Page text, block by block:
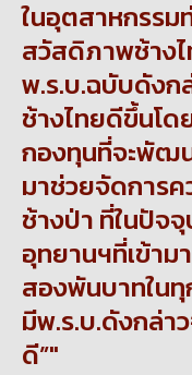
ในอุตสาหกรรม
สวัสดิภาพช้าง
พ.ร.บ.ฉบับดังก
ช้างไทยดีขึ้นโด
กองทุนที่จะพัฒ
มาช่วยจัดการค
ช้างป่า ที่ในปัจ
อุทยานฯที่เข้าม
สองพันบาทใน
มีพ.ร.บ.ดังกล่า
ดี”